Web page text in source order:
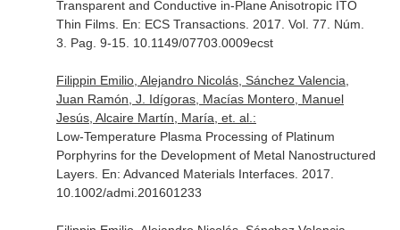
Transparent and Conductive in-Plane Anisotropic ITO
Thin Films. En: ECS Transactions. 2017. Vol. 77. Núm.
3. Pag. 9-15. 10.1149/07703.0009ecst
Filippin Emilio, Alejandro Nicolás, Sánchez Valencia,
Juan Ramón, J. Idígoras, Macías Montero, Manuel
Jesús, Alcaire Martín, María, et. al.:
Low-Temperature Plasma Processing of Platinum
Porphyrins for the Development of Metal Nanostructured
Layers. En: Advanced Materials Interfaces. 2017.
10.1002/admi.201601233